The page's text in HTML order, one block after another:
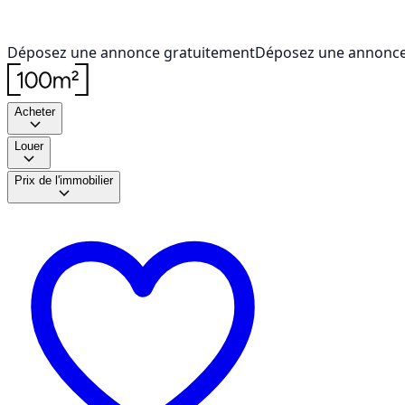
Déposez une annonce gratuitementDéposez une
Acheter
Louer
Prix de l'immobilier